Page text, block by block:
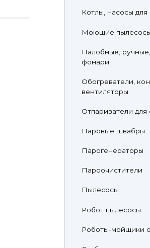
Котлы, насосы для
Моющие
Налобные,
фонари
Обогреватели,
вентиляторы
Отпариватели
Паровые швабры
Парогенераторы
Пароочистители
Пылесосы
Робот пылесосы
Роботы-мойщики